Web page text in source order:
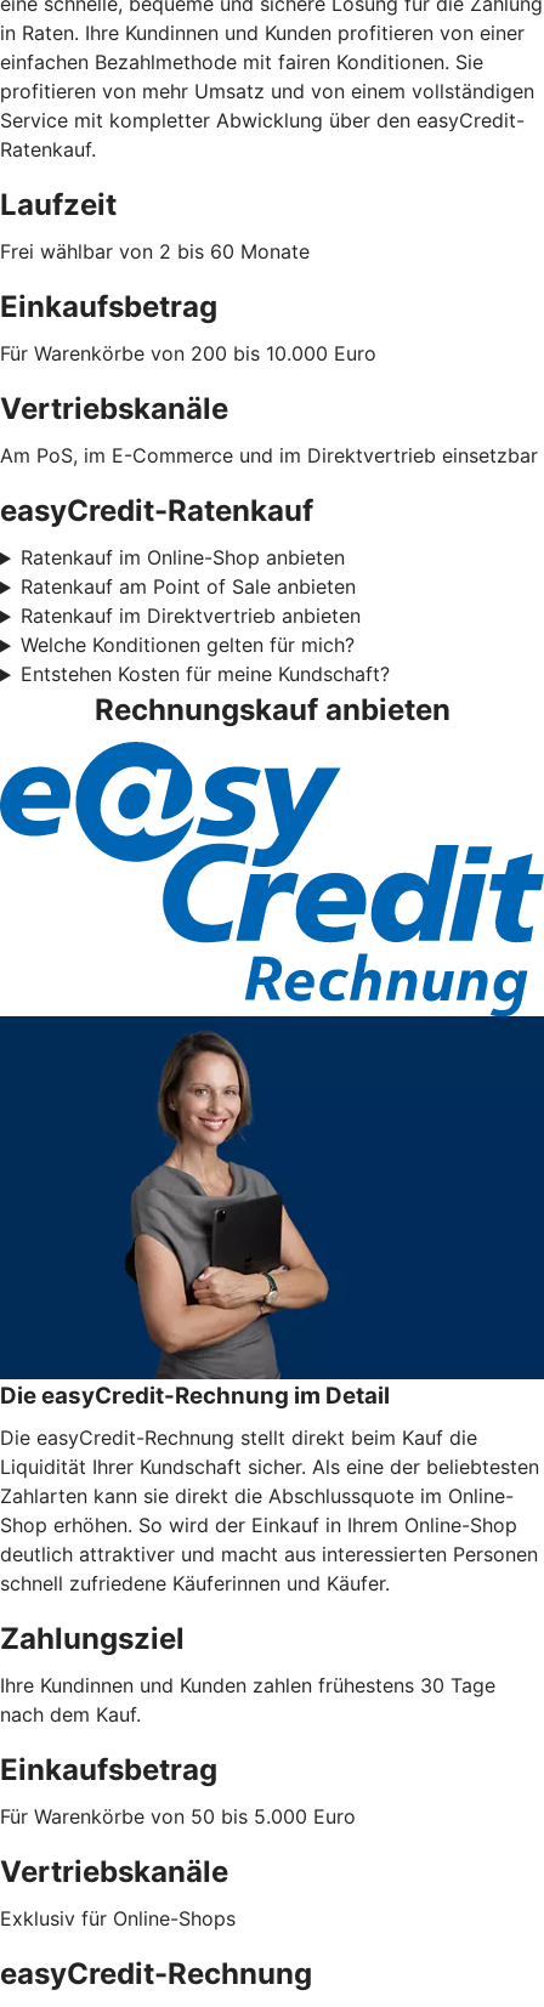
in Raten. Ihre Kundinnen und Kunden profitieren von einer
einfachen Bezahlmethode mit fairen Konditionen. Sie
profitieren von mehr Umsatz und von einem vollständigen
Service mit kompletter Abwicklung über den easyCredit-
Ratenkauf.
Laufzeit
Frei wählbar von 2 bis 60 Monate
Einkaufsbetrag
Für Warenkörbe von 200 bis 10.000 Euro
Vertriebskanäle
Am PoS, im E-Commerce und im Direktvertrieb einsetzbar
easyCredit-Ratenkauf
Ratenkauf im Online-Shop anbieten
Ratenkauf am Point of Sale anbieten
Ratenkauf im Direktvertrieb anbieten
Welche Konditionen gelten für mich?
Entstehen Kosten für meine Kundschaft?
Rechnungskauf anbieten
Die easyCredit-Rechnung im Detail
Die easyCredit-Rechnung stellt direkt beim Kauf die
Liquidität Ihrer Kundschaft sicher. Als eine der beliebtesten
Zahlarten kann sie direkt die Abschlussquote im Online-
Shop erhöhen. So wird der Einkauf in Ihrem Online-Shop
deutlich attraktiver und macht aus interessierten Personen
schnell zufriedene Käuferinnen und Käufer.
Zahlungsziel
Ihre Kundinnen und Kunden zahlen frühestens 30 Tage
nach dem Kauf.
Einkaufsbetrag
Für Warenkörbe von 50 bis 5.000 Euro
Vertriebskanäle
Exklusiv für Online-Shops
easyCredit-Rechnung